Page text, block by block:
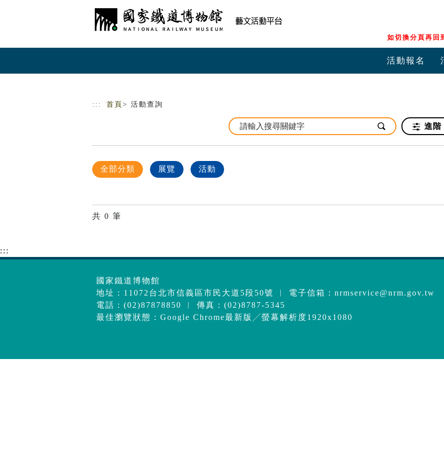
如切換分頁再回
活動報名
::: 首頁 > 活動查詢
進階
全部分類 展覽 活動
共 0 筆
:::
國家鐵道博物館
地址：11072台北市信義區市民大道5段50號 ︱ 電子信箱： nrmservice@nrm.gov.tw
電話：(02)87878850 ︱ 傳真：(02)8787-5345
最佳瀏覽狀態：Google Chrome最新版╱螢幕解析度1920x1080